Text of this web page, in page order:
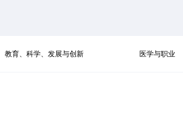
教育、科学、发展与创新 医学与职业